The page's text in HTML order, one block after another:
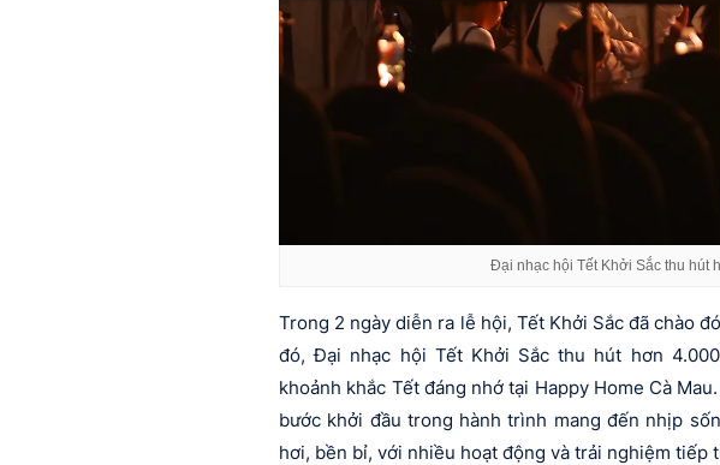
Đại nhạc hội Tết Khởi Sắc thu hút
Trong 2 ngày diễn ra lễ hội, Tết Khởi Sắc đã chào
đó, Đại nhạc hội Tết Khởi Sắc thu hút hơn
khoảnh khắc Tết đáng nhớ tại Happy Home Cà
bước khởi đầu trong hành trình mang đến nhịp
hơi, bền bỉ, với nhiều hoạt động và trải nghiệm tiếp